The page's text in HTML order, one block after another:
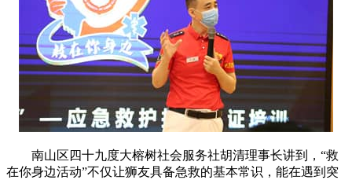
南山区四十九度大榕树社会服务社胡清理事长讲到，“救
在你身边活动”不仅让狮友具备急救的基本常识，能在遇到突